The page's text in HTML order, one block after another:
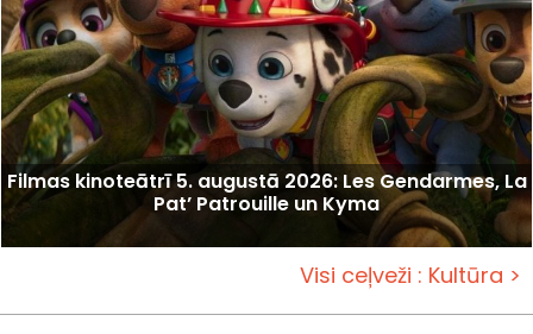
Filmas kinoteātrī 5. augustā 2026: Les Gendarmes, La
Pat’ Patrouille un Kyma
Visi ceļveži : Kultūra >